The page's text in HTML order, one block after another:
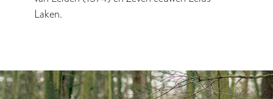
Laken.